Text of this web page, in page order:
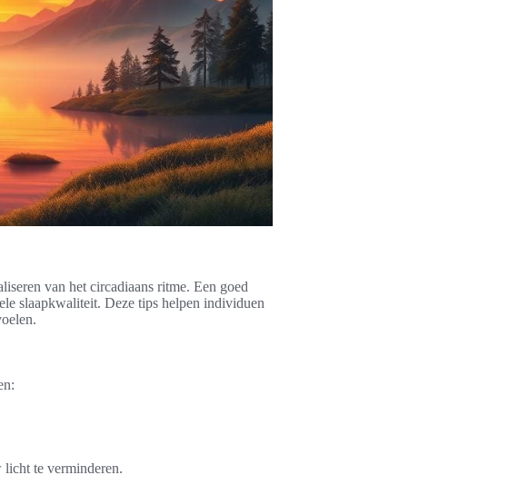
van het circadiaans ritme. Een goed
slaapkwaliteit. Deze tips helpen individuen
licht te verminderen.